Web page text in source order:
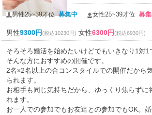
男性25~39才位募集中 女性25~39才位 募
男性9300円(税込10230円) 女性6300円(税込6930円)
そろそろ婚活を始めたいけどでもいきなり1対1
そんな方におすすめの開催です。
2名×2名以上の合コンスタイルでの開催だから
られます。
お相手も同じ気持ちだから、ゆっくり焦らずに
れます。
お一人での参加でもお友達との参加でもOK。